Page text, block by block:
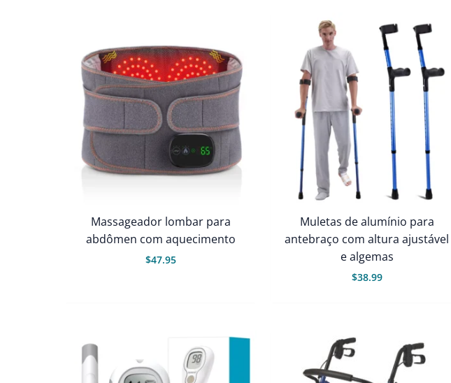
Massageador lombar para
abdômen com aquecimento
$47.95
Muletas de alumínio para
antebraço com altura ajustável
e algemas
$38.99